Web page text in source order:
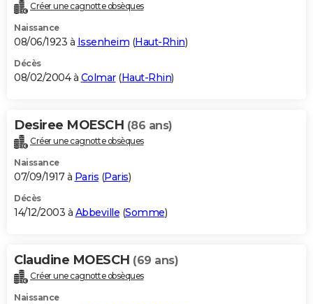
Créer une cagnotte obsèques
Naissance
08/06/1923 à Issenheim (Haut-Rhin)
Décès
08/02/2004 à Colmar(Haut-Rhin)
Desiree MOESCH (86 ans)
Créer une cagnotte obsèques
Naissance
07/09/1917 à Paris (Paris)
Décès
14/12/2003 à Abbeville (Somme)
Claudine MOESCH (69 ans)
Créer une cagnotte obsèques
Naissance